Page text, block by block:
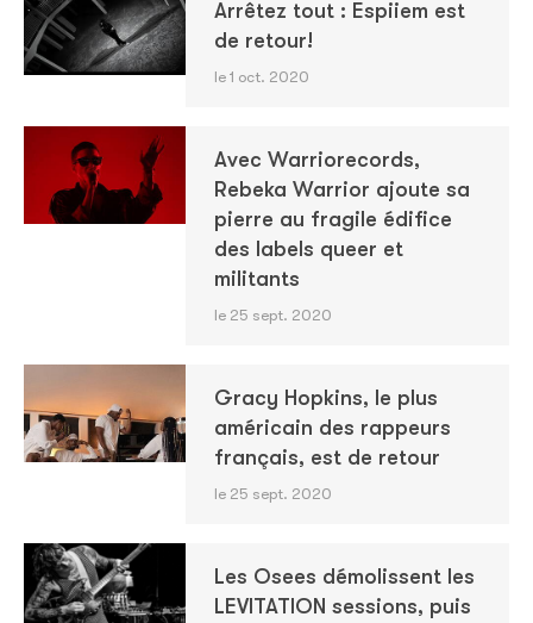
Arrêtez tout : Espiiem est
de retour!
le 1 oct. 2020
Avec Warriorecords,
Rebeka Warrior ajoute sa
pierre au fragile édifice
des labels queer et
militants
le 25 sept. 2020
Gracy Hopkins, le plus
américain des rappeurs
français, est de retour
le 25 sept. 2020
Les Osees démolissent les
LEVITATION sessions, puis